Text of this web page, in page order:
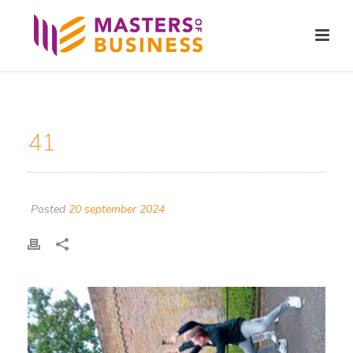
41
Posted 20 september 2024